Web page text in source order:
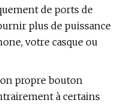
de ports de
plus de puissance
votre casque ou
propre bouton
à certains